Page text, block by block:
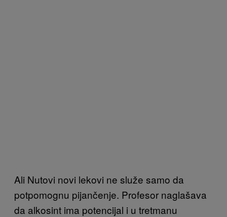
Ali Nutovi novi lekovi ne služe samo da
potpomognu pijančenje. Profesor naglašava
da alkosint ima potencijal i u tretmanu